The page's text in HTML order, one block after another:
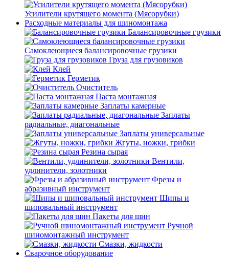
Усилители крутящего момента (Мясорубки)
Расходные материалы для шиномонтажа
Балансировочные грузики
Самоклеющиеся балансировочные грузики
Груза для грузовиков
Клей
Герметик
Очиститель
Паста монтажная
Заплаты камерные
Заплаты
радиальные, диагональные
Заплаты универсальные
Жгуты, ножки, грибки
Резина сырая
Вентили,
удлинители, золотники
Фрезы и
абразивный инструмент
Шипы и
шиповальный инструмент
Пакеты для шин
Ручной
шиномонтажный инструмент
Смазки, жидкости
Сварочное оборудование